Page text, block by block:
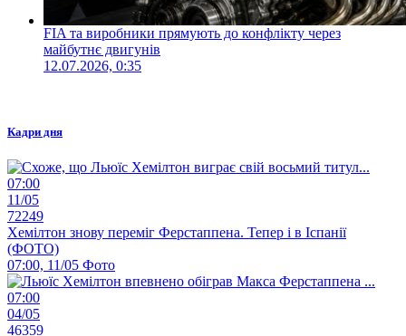
FIA та виробники прямують до конфлікту через
майбутнє двигунів
12.07.2026, 0:35
Кадри дня
07:00
11/05
72249
Хемілтон знову переміг Ферстаппена. Тепер і в Іспанії
(ФОТО)
07:00, 11/05 Фото
07:00
04/05
46359